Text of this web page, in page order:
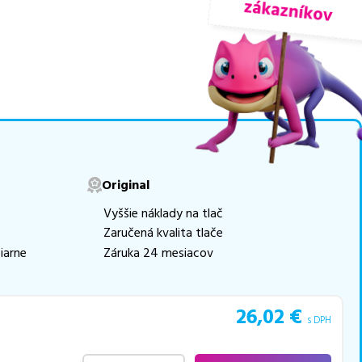
tlač.
v ponuke 2 ks tonerov.
ďalšie otázky,
Original
Vyššie náklady na tlač
Zaručená kvalita tlače
Záruka 24 mesiacov
26,02 € s DPH